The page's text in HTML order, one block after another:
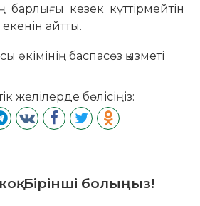
барлығы кезек күттірмейтін
айтты.
баспасөз қызметі
желілерде бөлісіңіз:
Бірінші болыңыз!